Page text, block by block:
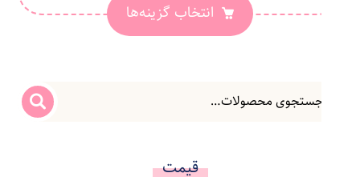
انتخاب گزینه‌ها
قیمت